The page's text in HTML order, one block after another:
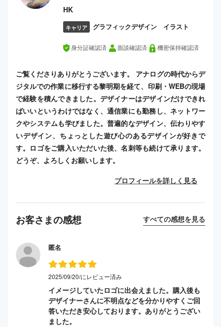
HK
キャリア グラフィックデザイン イラスト
身分証確認済 面談確認済 機密保持確認済
ご覧くださりありがとうございます。 アナログの時代からデ
ジタルでの作業に移行する黎明期を経て、印刷・WEBの現場
で経験を積んできました。デザイナーはデザインだけできれ
ばいいというわけではなく、通信業にも勤務し、ネットワー
クやシステムも学びました。普遍的なデザイン、伝わりやす
いデザイン、ちょっとした遊び心のあるデザインが好きで
す。ロゴをご購入いただいた後、名刺等も続けて承ります。
どうぞ、よろしくお願いします。
プロフィールを詳しく見る
お客さまの感想 すべての感想を見る
匿名
2025/09/20/にレビュー済み
イメージしていたロゴに出会えました。購入後も
デザイナーさんに不明点などを分かりやすくご回
答いただき安心しております。ありがとうござい
ました。